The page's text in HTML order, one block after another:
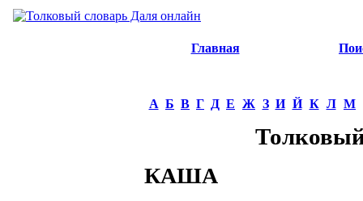
Главная
А Б В Г Д Е Ж З И Й К Л М
КАША